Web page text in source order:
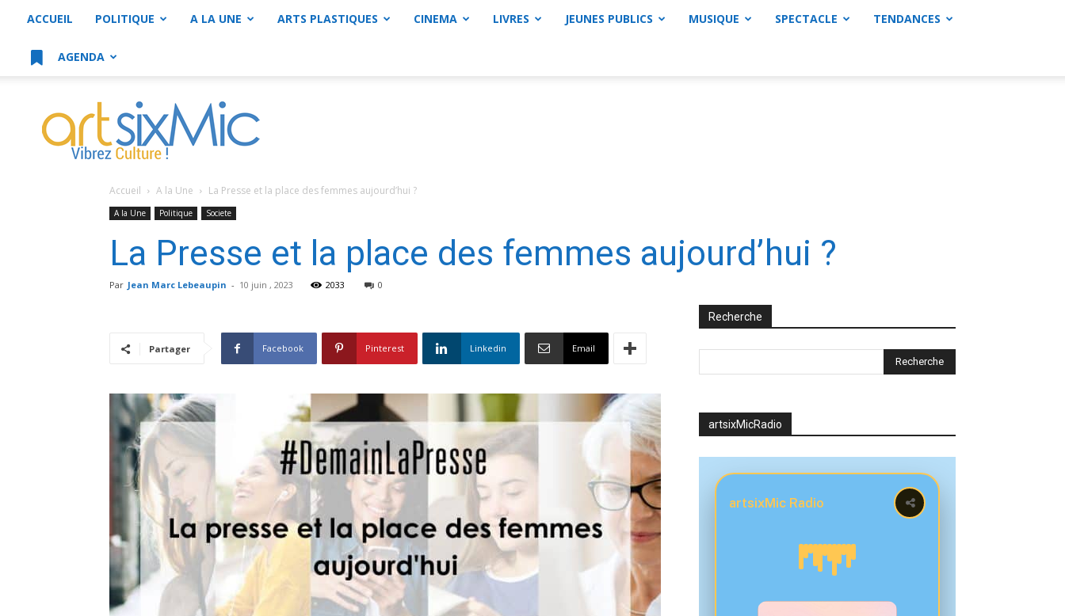
ACCUEIL POLITIQUE A LA UNE ARTS PLASTIQUES CINEMA LIVRES JEUNES PUBLICS MUSIQUE SPECTACLE TENDANCES
AGENDA
artsixMic
Accueil A la Une La Presse et la place des femmes aujourd’hui ?
A la Une Politique Societe
La Presse et la place des femmes aujourd’hui ?
Par Jean Marc Lebeaupin - 10 juin , 2023 2033 0
Partager Facebook Pinterest Linkedin Email
Recherche
artsixMicRadio